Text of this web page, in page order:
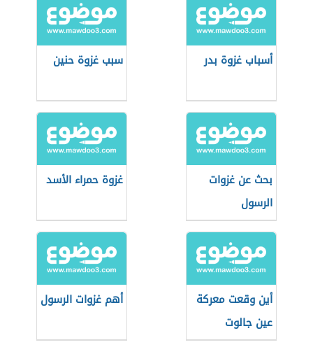
أسباب غزوة بدر سبب غزوة حنين
بحث عن غزوات
الرسول
غزوة حمراء الأسد
أين وقعت معركة
عين جالوت
أهم غزوات الرسول